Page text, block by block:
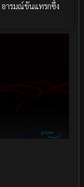
อารมณ์ขันแทรกซึ้ง